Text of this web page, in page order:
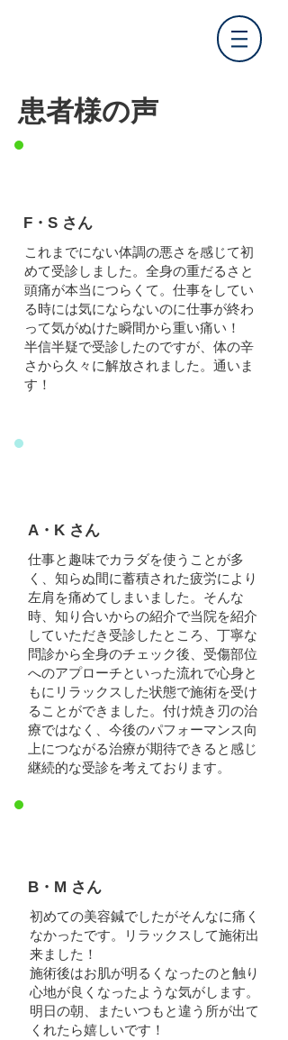
​患者様の声
F・S さん
これまでにない体調の悪さを感じて初
めて受診しました。全身の重だるさと
頭痛が本当につらくて。 仕事をしてい
る時には気にならないのに仕事が終わ
って気がぬけた瞬間から重い痛い！
半信半疑で受診したのですが、体の辛
さから久々に解放されました。通いま
す！
A・K さん
仕事と趣味でカラダを使うことが多
く、知らぬ間に蓄積された疲労により
左肩を痛めてしまいました。そんな
時、知り合いからの紹介で当院を紹介
していただき受診したところ、丁寧な
問診から全身のチェック後、受傷部位
へのアプローチといった流れで心身と
もにリラックスした状態で施術を受け
ることができました。付け焼き刃の治
療ではなく、今後のパフォーマンス向
上につながる治療が期待できると感じ
継続的な受診を考えております。
B・M さん
初めての美容鍼でしたがそんなに痛く
なかったです。リラックスして施術出
来ました！
施術後はお肌が明るくなったのと触り
心地が良くなったような気がします。
明日の朝、またいつもと違う所が出て
くれたら嬉しいです！